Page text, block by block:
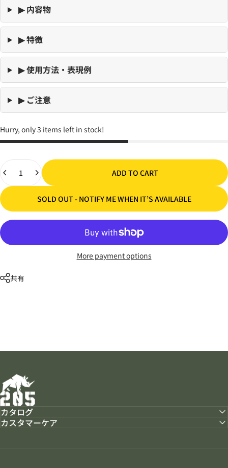
▶ 内容物
▶ 特徴
▶ 使用方法・表現例
▶ ご注意
Hurry, only 3 items left in stock!
ADD TO CART
SOLD OUT - NOTIFY ME WHEN IT’S AVAILABLE
More payment options
共有
205ホビーズ｜205 Hobbies
カタログ
カスタマーケア